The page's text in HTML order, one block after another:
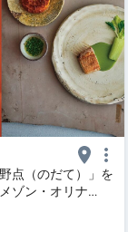
点（のだて）」を
ゾン・オリナ